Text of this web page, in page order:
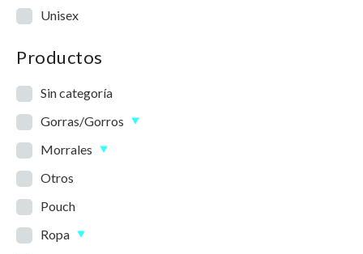
Unisex
Productos
Sin categoría
Gorras/Gorros
Morrales
Otros
Pouch
Ropa